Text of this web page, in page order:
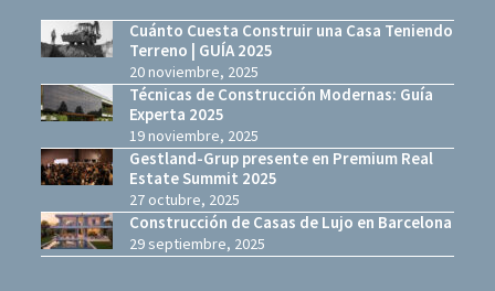
Cuánto Cuesta Construir una Casa Teniendo
Terreno | GUÍA 2025
20 noviembre, 2025
Técnicas de Construcción Modernas: Guía
Experta 2025
19 noviembre, 2025
Gestland-Grup presente en Premium Real
Estate Summit 2025
27 octubre, 2025
Construcción de Casas de Lujo en Barcelona
29 septiembre, 2025